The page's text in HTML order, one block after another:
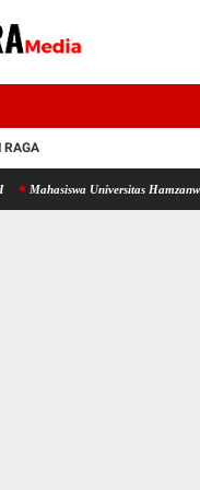
RAGA
Universitas Hamzanwadi